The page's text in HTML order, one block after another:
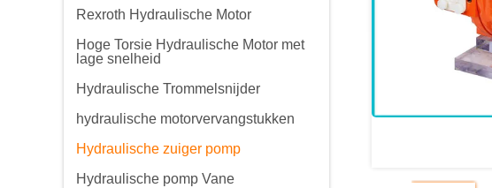
Rexroth Hydraulische Motor
Hoge Torsie Hydraulische Motor met
lage snelheid
Hydraulische Trommelsnijder
hydraulische motorvervangstukken
Hydraulische zuiger pomp
Hydraulische pomp Vane